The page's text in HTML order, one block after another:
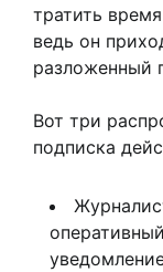
тратить
ведь он
разложенный
Вот три
подписка